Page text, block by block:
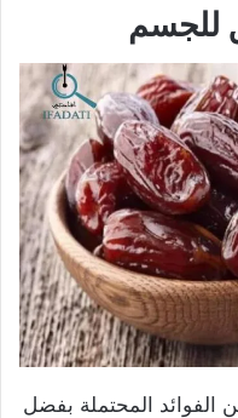
للجسم
الفوائد المحتملة بفضل